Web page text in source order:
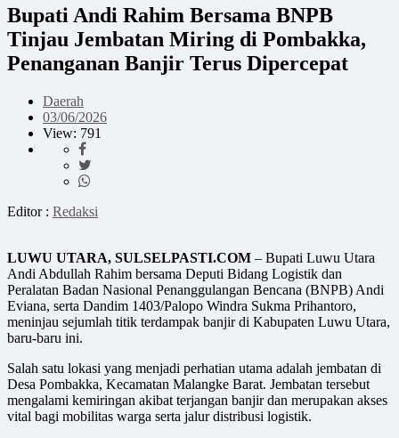
Bupati Andi Rahim Bersama BNPB
Tinjau Jembatan Miring di Pombakka,
Penanganan Banjir Terus Dipercepat
Daerah
03/06/2026
View: 791
Editor : Redaksi
LUWU UTARA, SULSELPASTI.COM – Bupati Luwu Utara
Andi Abdullah Rahim bersama Deputi Bidang Logistik dan
Peralatan Badan Nasional Penanggulangan Bencana (BNPB) Andi
Eviana, serta Dandim 1403/Palopo Windra Sukma Prihantoro,
meninjau sejumlah titik terdampak banjir di Kabupaten Luwu Utara,
baru-baru ini.
Salah satu lokasi yang menjadi perhatian utama adalah jembatan di
Desa Pombakka, Kecamatan Malangke Barat. Jembatan tersebut
mengalami kemiringan akibat terjangan banjir dan merupakan akses
vital bagi mobilitas warga serta jalur distribusi logistik.